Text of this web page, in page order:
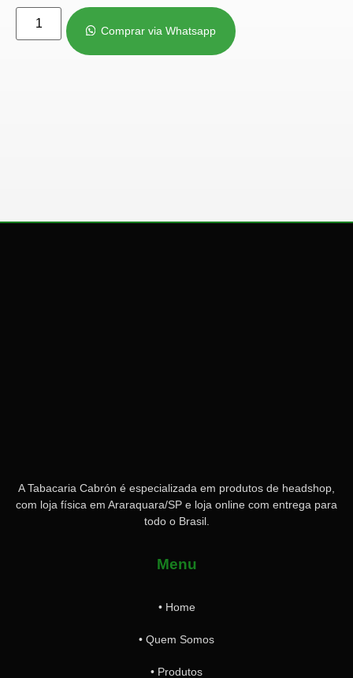
Comprar via Whatsapp
A Tabacaria Cabrón é especializada em produtos de headshop,
com loja física em Araraquara/SP e loja online com entrega para
todo o Brasil.
Menu
• Home
• Quem Somos
• Produtos